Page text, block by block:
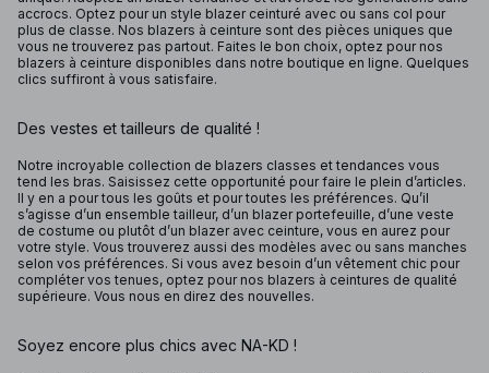
accrocs. Optez pour un style blazer ceinturé avec ou sans col pour
plus de classe. Nos blazers à ceinture sont des pièces uniques que
vous ne trouverez pas partout. Faites le bon choix, optez pour nos
blazers à ceinture disponibles dans notre boutique en ligne. Quelques
clics suffiront à vous satisfaire.
Des vestes et tailleurs de qualité !
Notre incroyable collection de blazers classes et tendances vous
tend les bras. Saisissez cette opportunité pour faire le plein d’articles.
Il y en a pour tous les goûts et pour toutes les préférences. Qu’il
s’agisse d’un ensemble tailleur, d’un blazer portefeuille, d’une veste
de costume ou plutôt d’un blazer avec ceinture, vous en aurez pour
votre style. Vous trouverez aussi des modèles avec ou sans manches
selon vos préférences. Si vous avez besoin d’un vêtement chic pour
compléter vos tenues, optez pour nos blazers à ceintures de qualité
supérieure. Vous nous en direz des nouvelles.
Soyez encore plus chics avec NA-KD !